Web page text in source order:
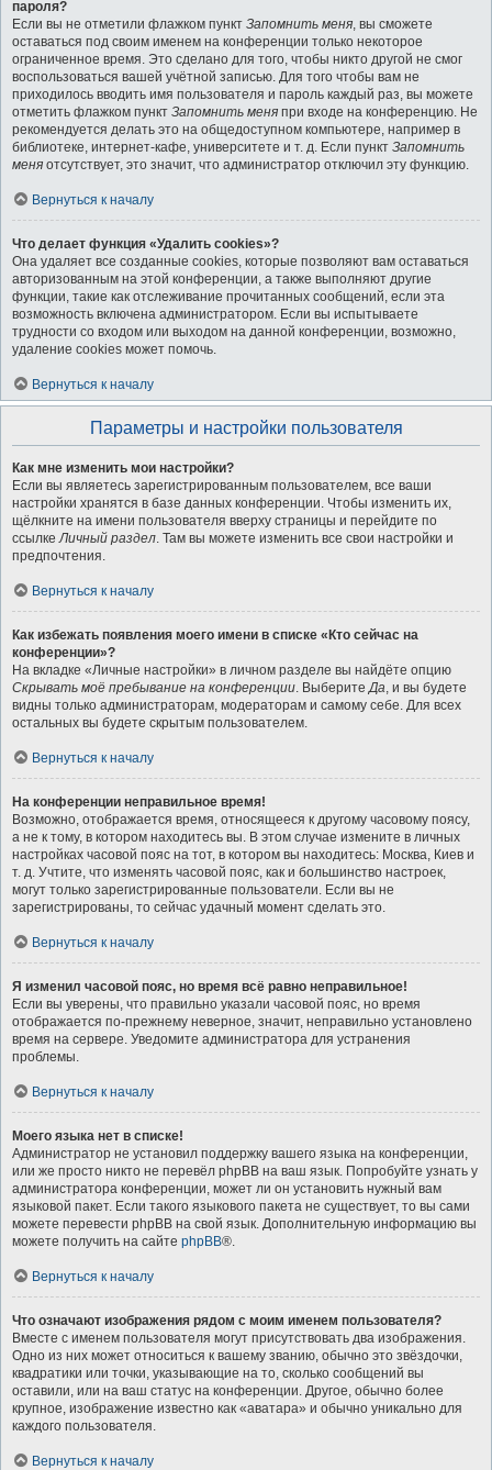
пароля?
Если вы не отметили флажком пункт Запомнить меня, вы сможете
оставаться под своим именем на конференции только некоторое
ограниченное время. Это сделано для того, чтобы никто другой не смог
воспользоваться вашей учётной записью. Для того чтобы вам не
приходилось вводить имя пользователя и пароль каждый раз, вы можете
отметить флажком пункт Запомнить меня при входе на конференцию. Не
рекомендуется делать это на общедоступном компьютере, например в
библиотеке, интернет-кафе, университете и т. д. Если пункт Запомнить
меня отсутствует, это значит, что администратор отключил эту функцию.
Вернуться к началу
Что делает функция «Удалить cookies»?
Она удаляет все созданные cookies, которые позволяют вам оставаться
авторизованным на этой конференции, а также выполняют другие
функции, такие как отслеживание прочитанных сообщений, если эта
возможность включена администратором. Если вы испытываете
трудности со входом или выходом на данной конференции, возможно,
удаление cookies может помочь.
Вернуться к началу
Параметры и настройки пользователя
Как мне изменить мои настройки?
Если вы являетесь зарегистрированным пользователем, все ваши
настройки хранятся в базе данных конференции. Чтобы изменить их,
щёлкните на имени пользователя вверху страницы и перейдите по
ссылкеЛичный раздел. Там вы можете изменить все свои настройки и
предпочтения.
Вернуться к началу
Как избежать появления моего имени в списке «Кто сейчас на
конференции»?
На вкладке «Личные настройки» в личном разделе вы найдёте опцию
Скрывать моё пребывание на конференции. ВыберитеДа, и вы будете
видны только администраторам, модераторам и самому себе. Для всех
остальных вы будете скрытым пользователем.
Вернуться к началу
На конференции неправильное время!
Возможно, отображается время, относящееся к другому часовому поясу,
а не к тому, в котором находитесь вы. В этом случае измените в личных
настройках часовой пояс на тот, в котором вы находитесь: Москва, Киев и
т. д. Учтите, что изменять часовой пояс, как и большинство настроек,
могут только зарегистрированные пользователи. Если вы не
зарегистрированы, то сейчас удачный момент сделать это.
Вернуться к началу
Я изменил часовой пояс, но время всё равно неправильное!
Если вы уверены, что правильно указали часовой пояс, но время
отображается по-прежнему неверное, значит, неправильно установлено
время на сервере. Уведомите администратора для устранения
проблемы.
Вернуться к началу
Моего языка нет в списке!
Администратор не установил поддержку вашего языка на конференции,
или же просто никто не перевёл phpBB на ваш язык. Попробуйте узнать у
администратора конференции, может ли он установить нужный вам
языковой пакет. Если такого языкового пакета не существует, то вы сами
можете перевести phpBB на свой язык. Дополнительную информацию вы
можете получить на сайте phpBB®.
Вернуться к началу
Что означают изображения рядом с моим именем пользователя?
Вместе с именем пользователя могут присутствовать два изображения.
Одно из них может относиться к вашему званию, обычно это звёздочки,
квадратики или точки, указывающие на то, сколько сообщений вы
оставили, или на ваш статус на конференции. Другое, обычно более
крупное, изображение известно как «аватара» и обычно уникально для
каждого пользователя.
Вернуться к началу